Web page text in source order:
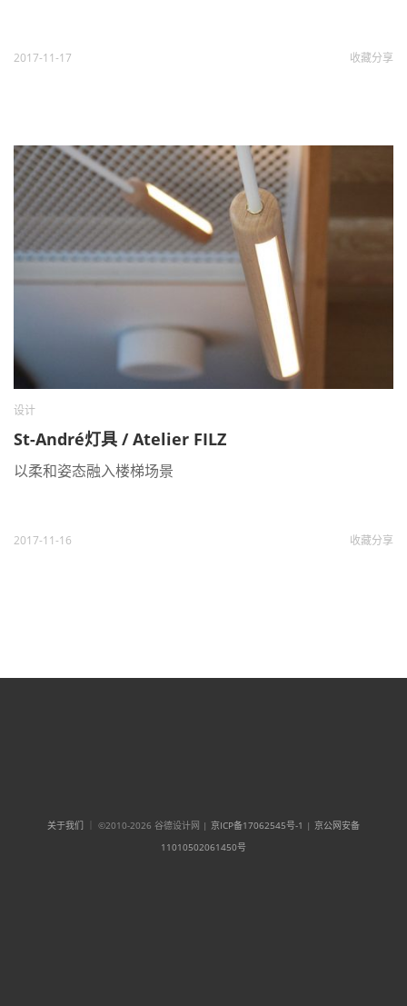
2017-11-17 收藏分享
设计
St-André灯具 / Atelier FILZ
以柔和姿态融入楼梯场景
2017-11-16 收藏分享
关于我们 ｜ ©2010-2026 谷德设计网 | 京ICP备17062545号-1 | 京公网安备
11010502061450号